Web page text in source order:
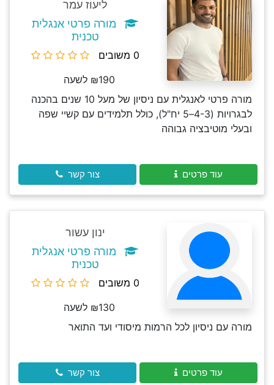
ליעוז עמר
מורה פרטי אנגלית
טכנית
0 משובים
₪190 לשעה
מורה פרטי לאנגלית עם ניסיון של מעל 10 שנים בהכנה
לבגרויות (4-3–5 יח"ל), כולל תלמידים עם קשיי שפה
ובעלי מוטיבציה גבוהה
עוד פרטים צור קשר
ינון עשור
מורה פרטי אנגלית
טכנית
0 משובים
₪130 לשעה
מורה עם ניסיון לכל הרמות מיסודי ועד התואר
עוד פרטים צור קשר